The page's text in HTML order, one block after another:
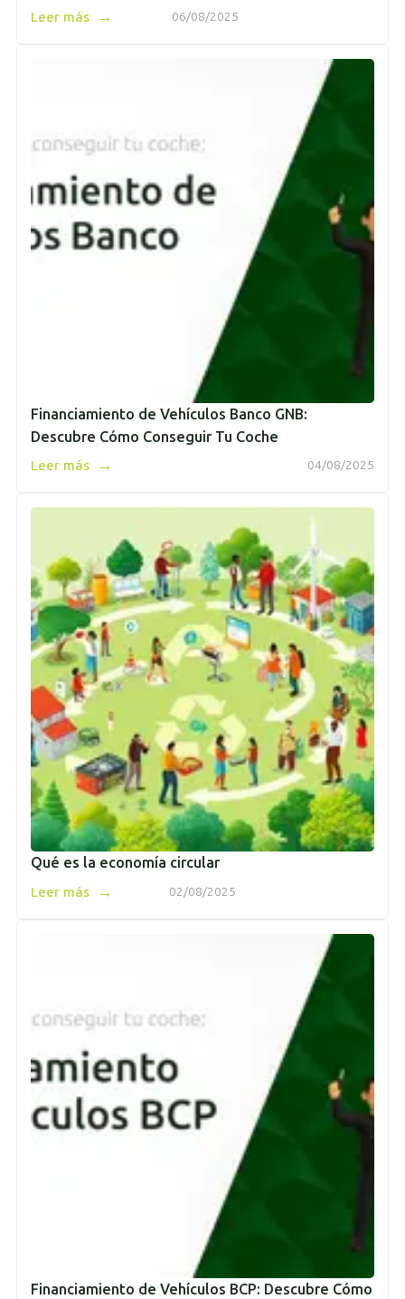
06/08/2025
Leer más →
Financiamiento de Vehículos Banco GNB:
Descubre Cómo Conseguir Tu Coche
04/08/2025
Leer más →
Qué es la economía circular
02/08/2025
Leer más →
Financiamiento de Vehículos BCP: Descubre Cómo